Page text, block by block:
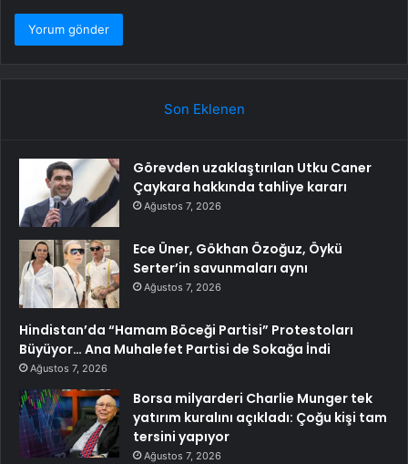
Son Eklenen
Görevden uzaklaştırılan Utku Caner
Çaykara hakkında tahliye kararı
Ağustos 7, 2026
Ece Üner, Gökhan Özoğuz, Öykü
Serter’in savunmaları aynı
Ağustos 7, 2026
Hindistan’da “Hamam Böceği Partisi” Protestoları
Büyüyor… Ana Muhalefet Partisi de Sokağa İndi
Ağustos 7, 2026
Borsa milyarderi Charlie Munger tek
yatırım kuralını açıkladı: Çoğu kişi tam
tersini yapıyor
Ağustos 7, 2026